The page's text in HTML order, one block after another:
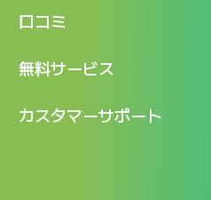
料金
新着情報
ログイン
記事一覧
口コミ
口コミ一覧
無料サービス
LINEで『Iパス ならし学習』
カスタマーサポート